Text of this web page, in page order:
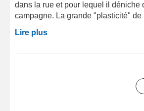
dans la rue et pour lequel il
campagne. La grande "plasticité"
Lire plus